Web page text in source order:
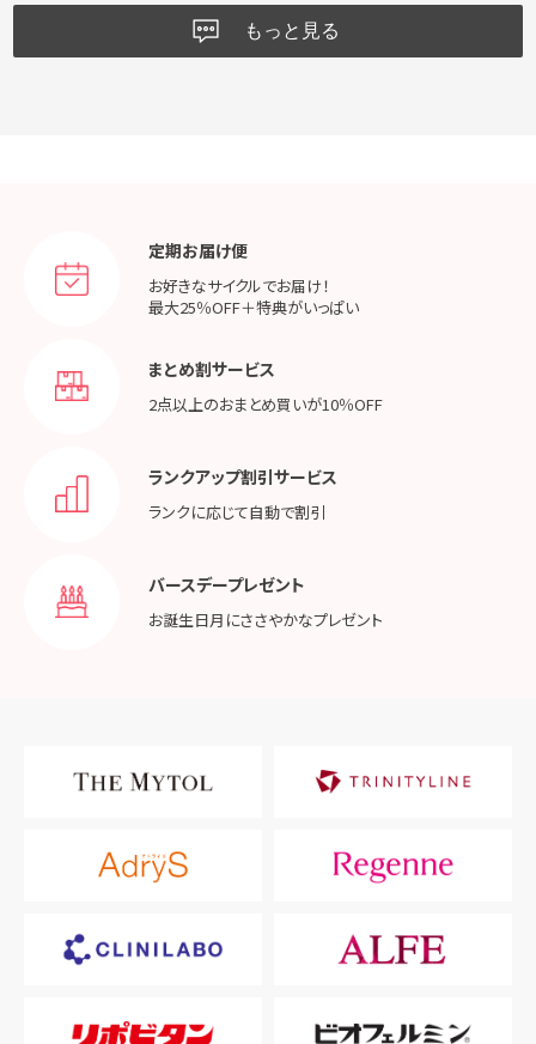
もっと見る
定期お届け便
お好きなサイクルでお届け！
最大25％OFF＋特典がいっぱい
まとめ割サービス
2点以上のおまとめ買いが10％OFF
ランクアップ割引サービス
ランクに応じて自動で割引
バースデープレゼント
お誕生日月にささやかなプレゼント